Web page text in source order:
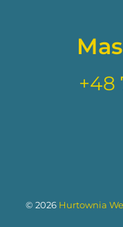
+48
© 2026 Hurtownia